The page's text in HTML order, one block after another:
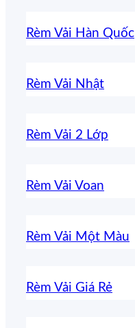
Rèm Vải Hàn Quốc
Rèm Vải Nhật
Rèm Vải 2 Lớp
Rèm Vải Voan
Rèm Vải Một Màu
Rèm Vải Giá Rẻ